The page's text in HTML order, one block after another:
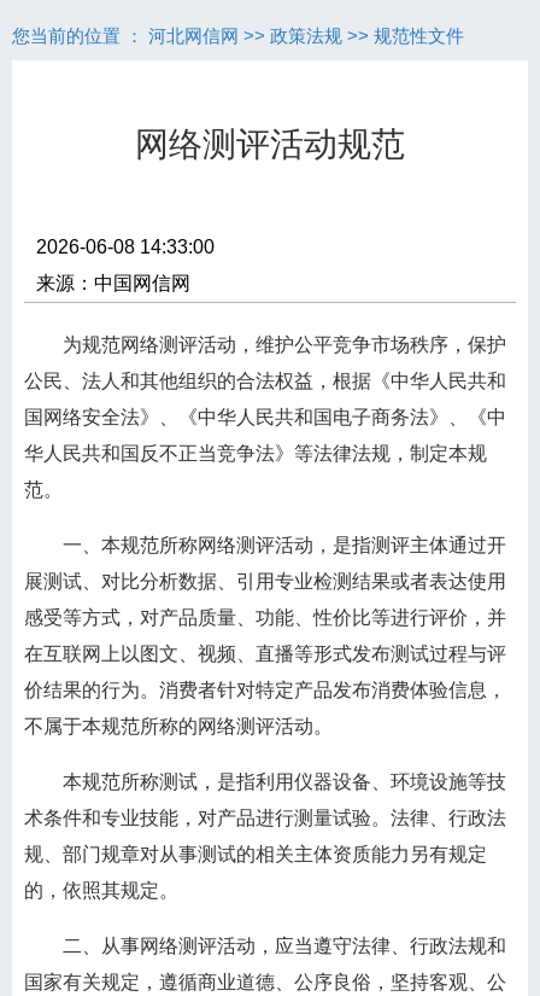
您当前的位置 ： 河北网信网 >> 政策法规 >> 规范性文件
网络测评活动规范
2026-06-08 14:33:00
来源：中国网信网
为规范网络测评活动，维护公平竞争市场秩序，保护
公民、法人和其他组织的合法权益，根据《中华人民共和
国网络安全法》、《中华人民共和国电子商务法》、《中
华人民共和国反不正当竞争法》等法律法规，制定本规
范。
一、本规范所称网络测评活动，是指测评主体通过开
展测试、对比分析数据、引用专业检测结果或者表达使用
感受等方式，对产品质量、功能、性价比等进行评价，并
在互联网上以图文、视频、直播等形式发布测试过程与评
价结果的行为。消费者针对特定产品发布消费体验信息，
不属于本规范所称的网络测评活动。
本规范所称测试，是指利用仪器设备、环境设施等技
术条件和专业技能，对产品进行测量试验。法律、行政法
规、部门规章对从事测试的相关主体资质能力另有规定
的，依照其规定。
二、从事网络测评活动，应当遵守法律、行政法规和
国家有关规定，遵循商业道德、公序良俗，坚持客观、公